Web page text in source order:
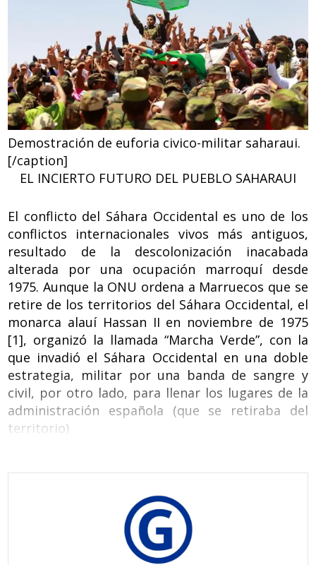
Demostración de euforia civico-militar saharaui.
[/caption]
EL INCIERTO FUTURO DEL PUEBLO SAHARAUI
El conflicto del Sáhara Occidental es uno de los
conflictos internacionales vivos más antiguos,
resultado de la descolonización inacabada
alterada por una ocupación marroquí desde
1975. Aunque la ONU ordena a Marruecos que se
retire de los territorios del Sáhara Occidental, el
monarca alauí Hassan II en noviembre de 1975
[1], organizó la llamada “Marcha Verde”, con la
que invadió el Sáhara Occidental en una doble
estrategia, militar por una banda de sangre y
civil, por otro lado, para llenar los lugares de la
administración española (que se retiraba del
territorio)